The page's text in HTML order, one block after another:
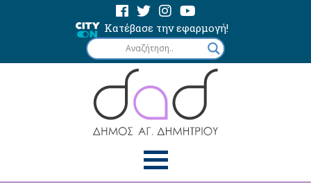
Κατέβασε την εφαρμογή!